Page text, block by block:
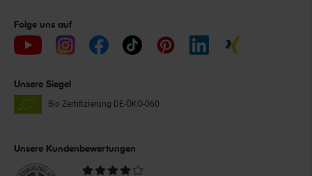
Folge uns auf
Unsere Siegel
Bio Zertifizierung DE-ÖKO-060
Unsere Kundenbewertungen
Durchschnittliche